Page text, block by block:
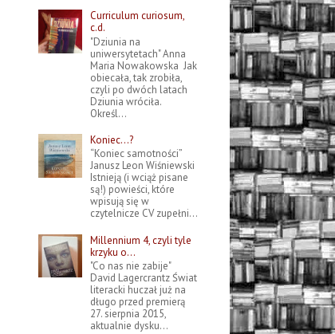
Curriculum curiosum,
c.d.
"Dziunia na
uniwersytetach" Anna
Maria Nowakowska Jak
obiecała, tak zrobiła,
czyli po dwóch latach
Dziunia wróciła.
Określ...
Koniec…?
“Koniec samotności”
Janusz Leon Wiśniewski
Istnieją (i wciąż pisane
są!) powieści, które
wpisują się w
czytelnicze CV zupełni...
Millennium 4, czyli tyle
krzyku o...
"Co nas nie zabije"
David Lagercrantz Świat
literacki huczał już na
długo przed premierą
27. sierpnia 2015,
aktualnie dysku...